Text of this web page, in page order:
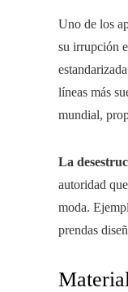
Uno de los
su irrupción
líneas más
mundial,
La
autoridad
moda.
prendas